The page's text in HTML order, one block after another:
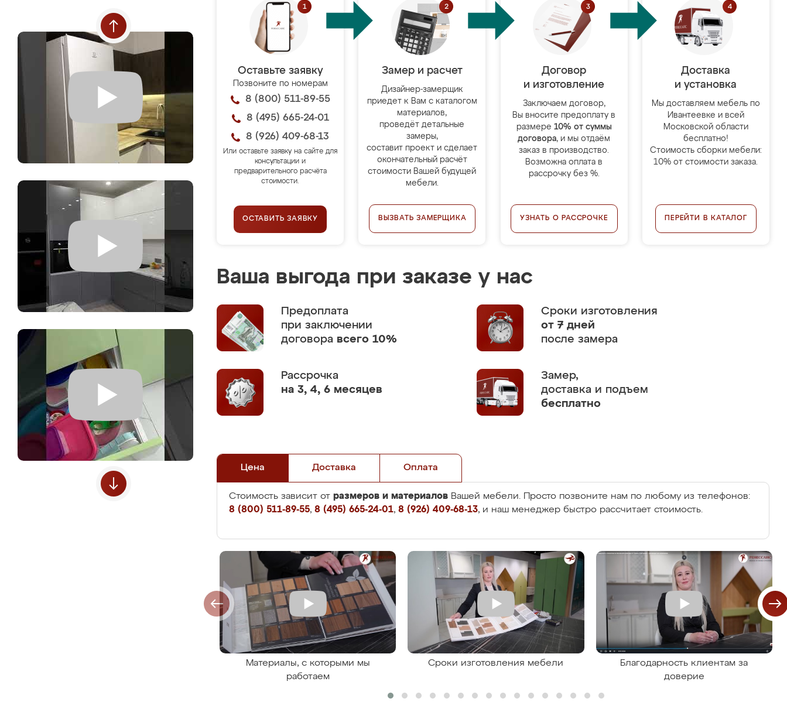
Оставьте заявку
Позвоните по номерам
8 (800) 511-89-55
8 (495) 665-24-01
8 (926) 409-68-13
Или оставьте заявку на сайте для
консультации и
предварительного расчёта
стоимости.
ОСТАВИТЬ ЗАЯВКУ
Замер и расчет
Дизайнер-замерщик
приедет к Вам с каталогом
материалов,
проведёт детальные
замеры,
составит проект и сделает
окончательный расчёт
стоимости Вашей будущей
мебели.
ВЫЗВАТЬ ЗАМЕРЩИКА
Договор
и изготовление
Заключаем договор,
Вы вносите предоплату в
размере 10% от суммы
договора, и мы отдаём
заказ в производство.
Возможна оплата в
рассрочку без %.
УЗНАТЬ О РАССРОЧКЕ
Доставка
и установка
Мы доставляем мебель по
Ивантеевке и всей
Московской области
бесплатно!
Стоимость сборки мебели:
10% от стоимости заказа.
ПЕРЕЙТИ В КАТАЛОГ
Ваша выгода при заказе у нас
Предоплата
при заключении
договора всего 10%
Сроки изготовления
от 7 дней
после замера
Рассрочка
на 3, 4, 6 месяцев
Замер,
доставка и подъем
бесплатно
Цена Доставка Оплата
Стоимость зависит от размеров и материалов Вашей мебели. Просто позвоните нам по любому из телефонов:
8 (800) 511-89-55, 8 (495) 665-24-01, 8 (926) 409-68-13, и наш менеджер быстро рассчитает стоимость.
Материалы, с которыми мы
работаем
Сроки изготовления мебели
Благодарность клиентам за
доверие